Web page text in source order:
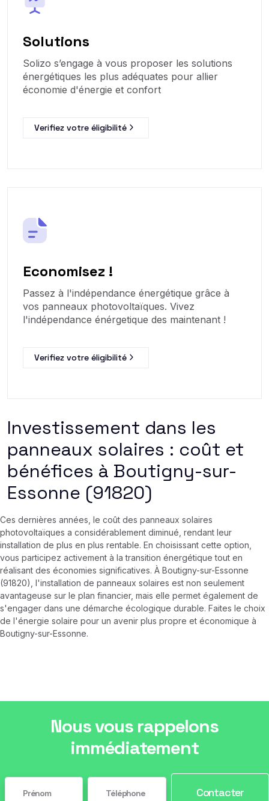
Solutions
Solizo s’engage à vous proposer les solutions
énergétiques les plus adéquates pour allier
économie d'énergie et confort
Verifiez votre éligibilité
Economisez !
Passez à l'indépendance énergétique grâce à
vos panneaux photovoltaïques. Vivez
l'indépendance énérgetique des maintenant !
Verifiez votre éligibilité
Investissement dans les
panneaux solaires : coût et
bénéfices à Boutigny-sur-
Essonne (91820)
Ces dernières années, le coût des panneaux solaires
photovoltaïques a considérablement diminué, rendant leur
installation de plus en plus rentable. En choisissant cette option,
vous participez activement à la transition énergétique tout en
réalisant des économies significatives. À Boutigny-sur-Essonne
(91820), l'installation de panneaux solaires est non seulement
avantageuse sur le plan financier, mais elle permet également de
s'engager dans une démarche écologique durable. Faites le choix
de l'énergie solaire pour un avenir plus propre et économique à
Boutigny-sur-Essonne.
Nous vous rappelons
immédiatement
Contacter